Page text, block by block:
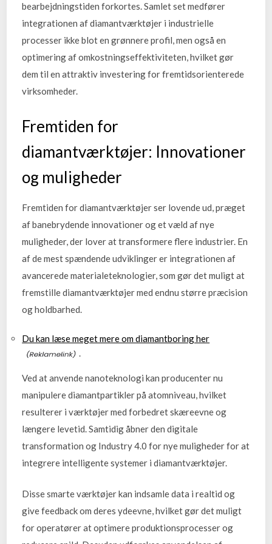
bearbejdningstiden forkortes. Samlet set medfører
integrationen af diamantværktøjer i industrielle
processer ikke blot en grønnere profil, men også en
optimering af omkostningseffektiviteten, hvilket gør
dem til en attraktiv investering for fremtidsorienterede
virksomheder.
Fremtiden for
diamantværktøjer: Innovationer
og muligheder
Fremtiden for diamantværktøjer ser lovende ud, præget
af banebrydende innovationer og et væld af nye
muligheder, der lover at transformere flere industrier. En
af de mest spændende udviklinger er integrationen af
avancerede materialeteknologier, som gør det muligt at
fremstille diamantværktøjer med endnu større præcision
og holdbarhed.
Du kan læse meget mere om diamantboring her
.
Ved at anvende nanoteknologi kan producenter nu
manipulere diamantpartikler på atomniveau, hvilket
resulterer i værktøjer med forbedret skæreevne og
længere levetid. Samtidig åbner den digitale
transformation og Industry 4.0 for nye muligheder for at
integrere intelligente systemer i diamantværktøjer.
Disse smarte værktøjer kan indsamle data i realtid og
give feedback om deres ydeevne, hvilket gør det muligt
for operatører at optimere produktionsprocesser og